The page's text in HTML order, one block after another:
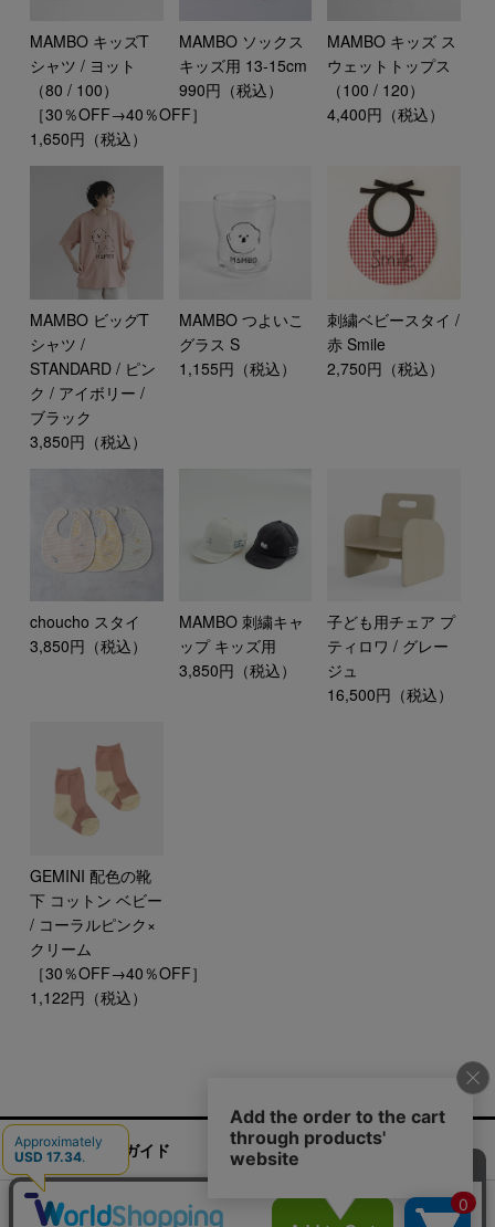
MAMBO キッズT
シャツ / ヨット
（80 / 100）
［30％OFF→40％OFF］
1,650円（税込）
MAMBO ソックス
キッズ用 13-15cm
990円（税込）
MAMBO キッズ ス
ウェットトップス
（100 / 120）
4,400円（税込）
MAMBO ビッグT
シャツ /
STANDARD / ピン
ク / アイボリー /
ブラック
3,850円（税込）
MAMBO つよいこ
グラス S
1,155円（税込）
刺繍ベビースタイ /
赤 Smile
2,750円（税込）
choucho スタイ
3,850円（税込）
MAMBO 刺繍キャ
ップ キッズ用
3,850円（税込）
子ども用チェア プ
ティロワ / グレー
ジュ
16,500円（税込）
GEMINI 配色の靴
下 コットン ベビー
/ コーラルピンク×
クリーム
［30％OFF→40％OFF］
1,122円（税込）
ご利用ガイド お問い合わせ 実店舗情報
運営会社
特定商取引法に基づく表記